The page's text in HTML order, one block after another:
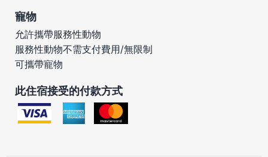
寵物
允許攜帶服務性動物
服務性動物不需支付費用/無限制
可攜帶寵物
此住宿接受的付款方式